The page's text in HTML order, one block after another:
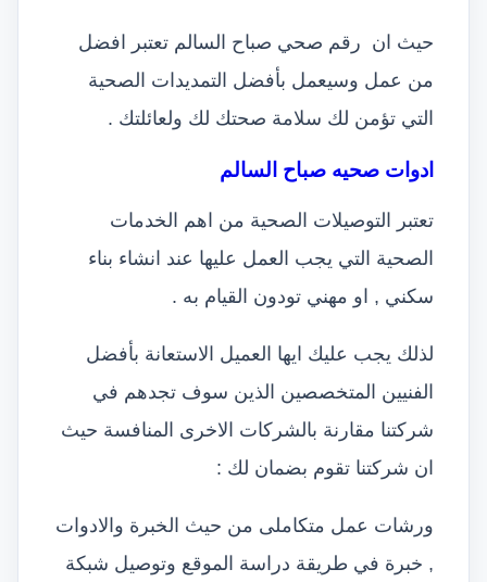
حيث ان رقم صحي صباح السالم تعتبر افضل
من عمل وسيعمل بأفضل التمديدات الصحية
التي تؤمن لك سلامة صحتك لك ولعائلتك .
ادوات صحيه صباح السالم
تعتبر التوصيلات الصحية من اهم الخدمات
الصحية التي يجب العمل عليها عند انشاء بناء
سكني , او مهني تودون القيام به .
لذلك يجب عليك ايها العميل الاستعانة بأفضل
الفنيين المتخصصين الذين سوف تجدهم في
شركتنا مقارنة بالشركات الاخرى المنافسة حيث
ان شركتنا تقوم بضمان لك :
ورشات عمل متكاملى من حيث الخبرة والادوات
, خبرة في طريقة دراسة الموقع وتوصيل شبكة